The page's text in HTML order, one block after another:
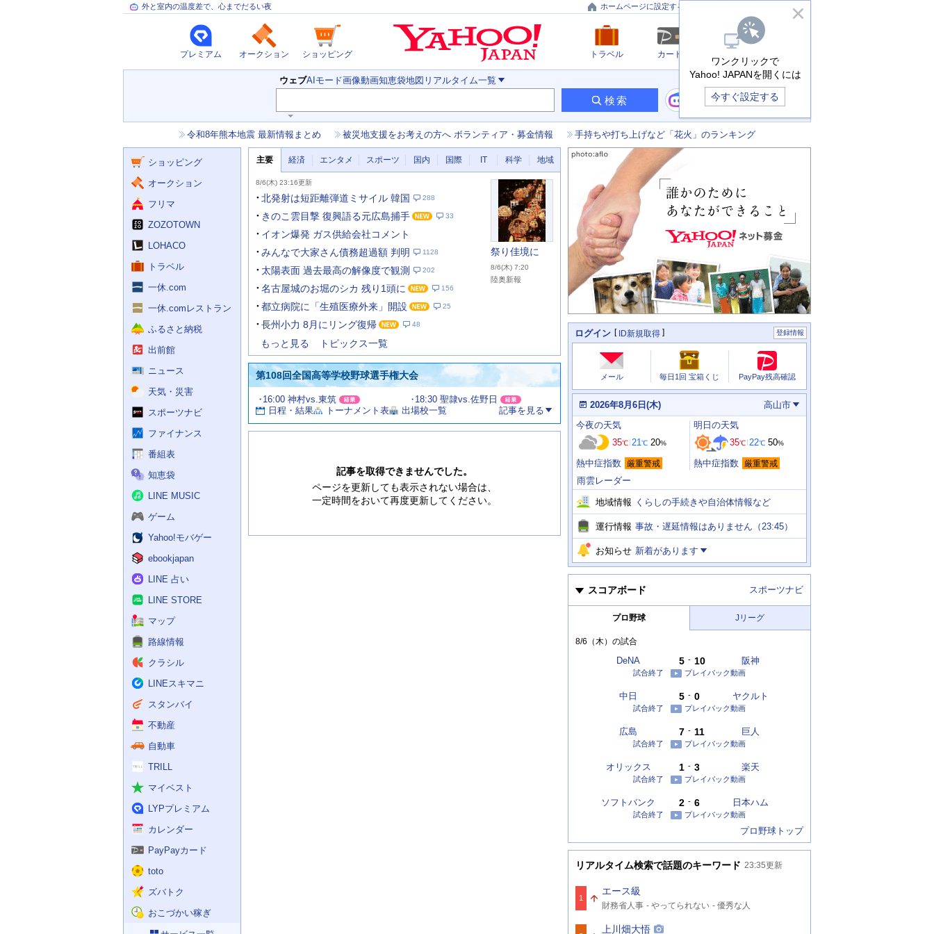
ワンクリックで
Yahoo! JAPANを開くには
今すぐ設定する
外と室内の温度差で、心までだるい夜 ホームページに設定する
トラベル カード
プレミアム オークション ショッピング
検
索
ウェブAIモード画像動画知恵袋地図 リアルタイム一覧
検索
ワ
ー
力
補
助
を
開
く
せ
令和8年熊本地震 最新情報まとめ 被災地支援をお考えの方へ ボランティア・募金情報 手持ちや打ち上げなど「花火」のランキング
ビ
ショッピング
オークション
フリマ
ZOZOTOWN
LOHACO
トラベル
一休.com
一休.comレストラン
ふるさと納税
出前館
ニュース
天気・災害
スポーツナビ
ファイナンス
番組表
知恵袋
LINE MUSIC
ゲーム
Yahoo!モバゲー
ebookjapan
LINE 占い
LINE STORE
マップ
路線情報
クラシル
LINEスキマニ
スタンバイ
不動産
自動車
TRILL
マイベスト
LYPプレミアム
カレンダー
PayPayカード
toto
ズバトク
おこづかい稼ぎ
ュ
ス
主要 経済 エンタメ スポーツ 国内 国際 IT 科学 地域
要
ニ
ー
8/6(木) 23:16更新
北発射は短距離弾道ミサイル 韓国 288
きのこ雲目撃 復興語る元広島捕手 33
イオン爆発 ガス供給会社コメント
みんなで大家さん債務超過額 判明
1128
太陽表面 過去最高の解像度で観測 202
名古屋城のお堀のシカ 残り1頭に 156
都立病院に「生殖医療外来」開設 25
長州小力 8月にリング復帰 48
祭り佳境に
8/6(木) 7:20
陸奥新報
もっと見る トピックス一覧
第108回全国高等学校野球選手権大会
試
合
情
16:00 神村vs.東筑
18:30 聖隷vs.佐野日
日程・結果
トーナメント表 出場校一覧 記事を見る
お
す
す
記事を取得できませんでした。
ページを更新しても表示されない場合は、
一定時間をおいて再度更新してください。
個
人
情
報
ログイン ID新規取得 登録情報
あ
た
の
ス
ス
メール 毎日1回 宝箱くじ PayPay残高確認
本
日
の
天
気
運
情
報
2026年8月6日(木) 高山市
今
日
明
日
の
天
気
今夜の天気
35℃ 21℃ 20%
熱中症指数 厳重警戒
明日 の天気
35℃ 22℃ 50%
熱中症指数 厳重警戒
雨雲レーダー
地域情報 くらしの手続きや自治体情報など
運行情報 事故・遅延情報はありません（23:45）
お知らせ 新着があります
スコアボード スポーツナビ
プロ野球 Jリーグ
8/6（木） の試合
DeNA 阪神
試合終了 プレイバック動画
5 - 10
中日 ヤクルト
試合終了 プレイバック動画
5 - 0
広島 巨人
試合終了 プレイバック動画
7 - 11
オリックス 楽天
試合終了 プレイバック動画
1 - 3
ソフトバンク 日本ハム
試合終了 プレイバック動画
2 - 6
プロ野球トップ
リアルタイム検索で話題のキーワード 23:35更新
1
エース級
関
連
ー
財務省人事 やってられない 優秀な人
上川畑大悟